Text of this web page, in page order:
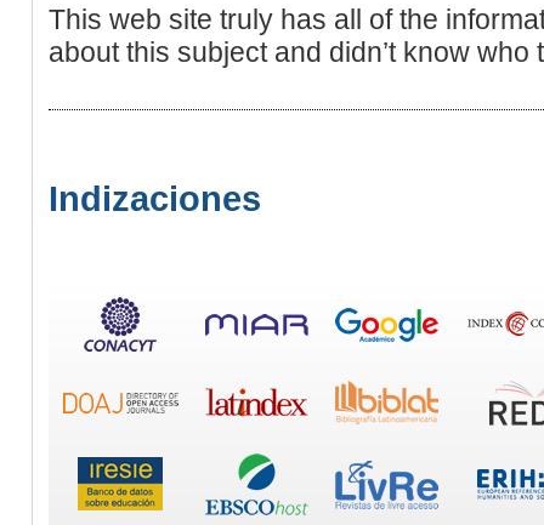
This web site truly has all of the
about this subject and didn’t know who
Indizaciones